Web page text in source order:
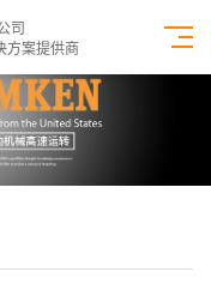
司
方案提供商